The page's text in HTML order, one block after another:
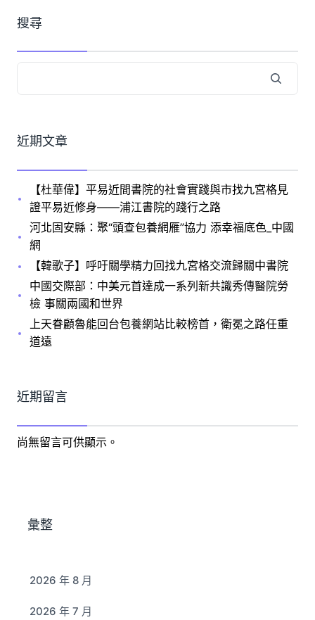
搜尋
近期文章
【杜華偉】平易近間書院的社會實踐與市找九宮格見
證平易近修身——浦江書院的踐行之路
河北固安縣：聚“頭查包養網雁”協力 添幸福底色_中國
網
【韓歌子】呼吁關學精力回找九宮格交流歸關中書院
中國交際部：中美元首達成一系列新共識秀傳醫院勞
檢 事關兩國和世界
上天眷顧魯能回台包養網站比較榜首，衛冕之路任重
道遠
近期留言
尚無留言可供顯示。
彙整
2026 年 8 月
2026 年 7 月